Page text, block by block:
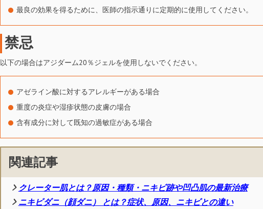
最良の効果を得るために、医師の指示通りに定期的に使用してください。
禁忌
以下の場合はアジダーム20％ジェルを使用しないでください。
アゼライン酸に対するアレルギーがある場合
重度の炎症や湿疹状態の皮膚の場合
含有成分に対して既知の過敏症がある場合
関連記事
クレーター肌とは？原因・種類・ニキビ跡や凹凸肌の最新治療
ニキビダニ（顔ダニ） とは？症状、原因、ニキビとの違い